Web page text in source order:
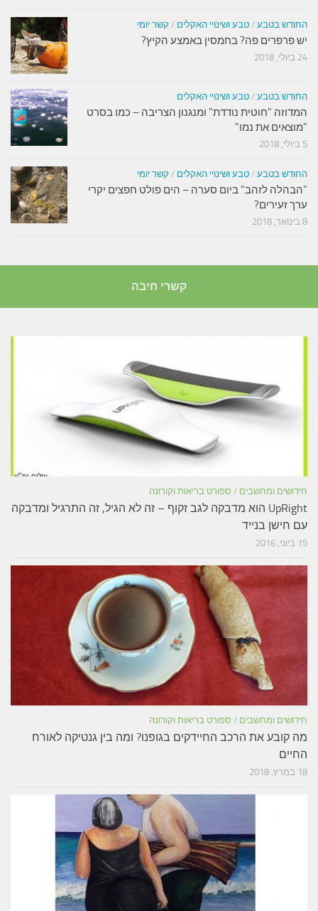
החודש בטבע / טבע ושינויי האקלים / קשר יומי
יש פרפרים פה? בחמסין באמצע הקיץ?
24 ביולי, 2018
החודש בטבע / טבע ושינויי האקלים
המדוזה "חוטית נודדת" ומנגנון הצריבה – כמו בסרט
"מוצאים את נמו"
5 ביולי, 2018
החודש בטבע / טבע ושינויי האקלים / קשר יומי
"הבהלה לזהב" ביום סערה – הים פולט חפצים יקרי
ערך זעירים?
8 בינואר, 2018
קשרי חיבה
חידושים ומחשבים / ספורט בריאות וקורונה
UpRight הוא מדבקה לגב זקוף – זה לא הגיל, זה התרגיל ומדבקה
עם חישן בנייד
15 ביוני, 2016
חידושים ומחשבים / ספורט בריאות וקורונה
מה קובע את הרכב החיידקים בגופנו? ומה בין גנטיקה לאורח
החיים
18 במרץ, 2018